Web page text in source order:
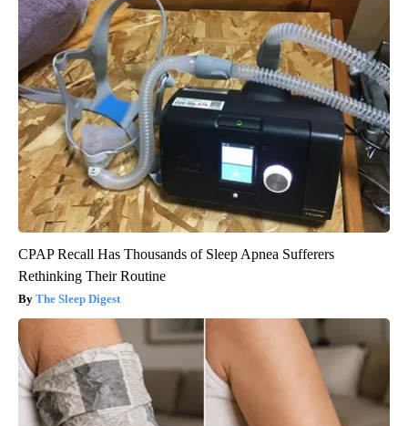
CPAP Recall Has Thousands of Sleep Apnea Sufferers
Rethinking Their Routine
The Sleep Digest